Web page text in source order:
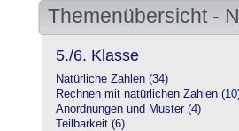
Themenübersicht -
5./6. Klasse
Natürliche Zahlen (34)
Rechnen mit natürlichen Zahlen
Anordnungen und Muster (4)
Teilbarkeit (6)